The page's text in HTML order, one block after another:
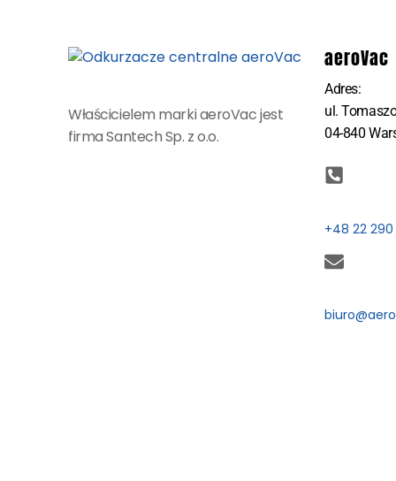
Właścicielem marki aeroVac jest
firma Santech Sp. z o.o.
aeroVac
Adres:
ul.
04-840
+48 22